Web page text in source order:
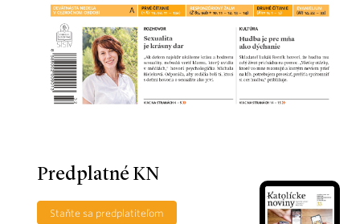
Predplatné KN
Staňte sa predplatiteľom